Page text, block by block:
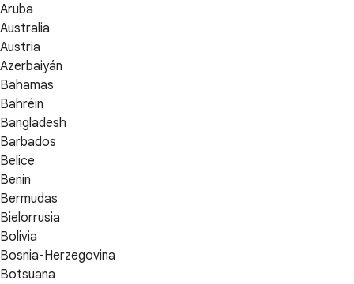
Aruba
Australia
Austria
Azerbaiyán
Bahamas
Bahréin
Bangladesh
Barbados
Belice
Benín
Bermudas
Bielorrusia
Bolivia
Bosnia-Herzegovina
Botsuana